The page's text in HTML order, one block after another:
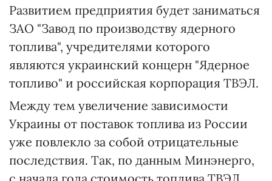
Развитием предприятия будет заниматься
ЗАО "Завод по производству ядерного
топлива", учредителями которого
являются украинский концерн "Ядерное
топливо" и российская корпорация ТВЭЛ.
Между тем увеличение зависимости
Украины от поставок топлива из России
уже повлекло за собой отрицательные
последствия. Так, по данным Минэнерго,